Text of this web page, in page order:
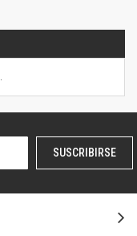
SUSCRIBIRSE